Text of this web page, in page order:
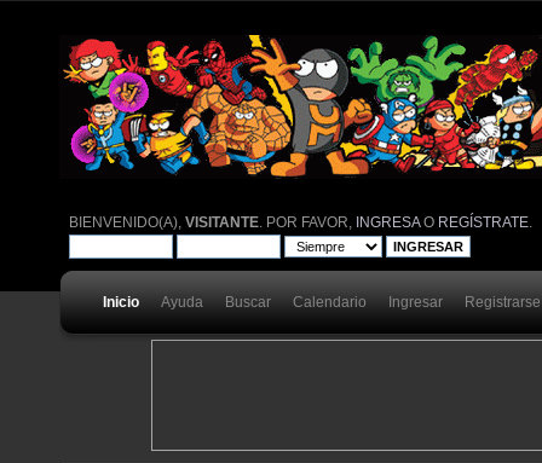
BIENVENIDO(A),VISITANTE . POR FAVOR, INGRESAO REGÍSTRATE
Inicio Ayuda Buscar Calendario Ingresar Registrarse